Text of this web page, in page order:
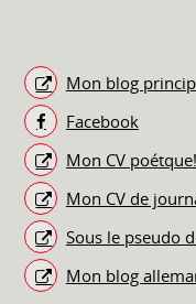
Mon blog
Facebook
Mon CV
Mon CV de
Sous le pseudo
Mon blog